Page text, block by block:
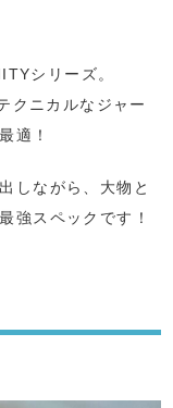
シリーズ。
クニカルなジャー
適！
しながら、大物と
強スペックです！